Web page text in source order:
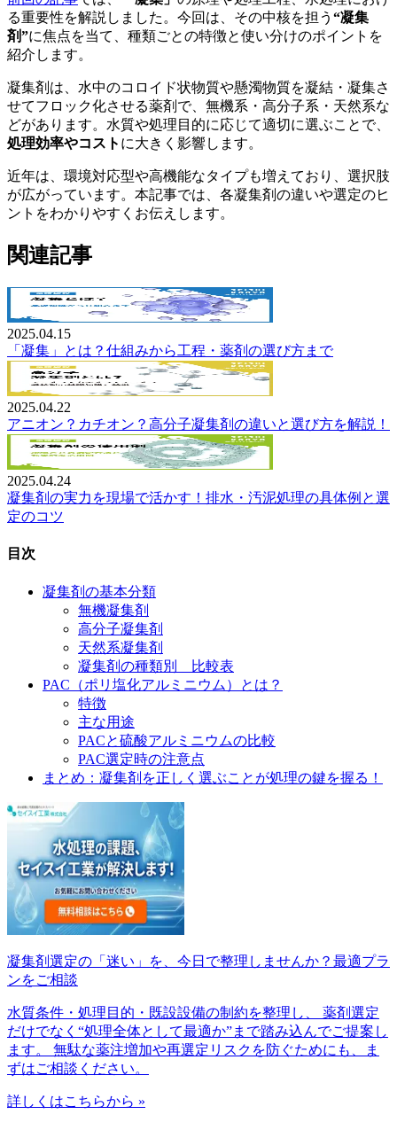
る重要性を解説しました。今回は、その中核を担う “凝集
剤”に焦点を当て、種類ごとの特徴と使い分けのポイントを
紹介します。
凝集剤は、水中のコロイド状物質や懸濁物質を凝結・凝集さ
せてフロック化させる薬剤で、無機系・高分子系・天然系な
どがあります。水質や処理目的に応じて適切に選ぶことで、
処理効率やコスト に大きく影響します。
近年は、環境対応型や高機能なタイプも増えており、選択肢
が広がっています。本記事では、各凝集剤の違いや選定のヒ
ントをわかりやすくお伝えします。
関連記事
2025.04.15
「凝集」とは？仕組みから工程・薬剤の選び方まで
2025.04.22
アニオン？カチオン？高分子凝集剤の違いと選び方を解説！
2025.04.24
凝集剤の実力を現場で活かす！排水・汚泥処理の具体例と選
定のコツ
目次
凝集剤の基本分類
無機凝集剤
高分子凝集剤
天然系凝集剤
凝集剤の種類別 比較表
PAC（ポリ塩化アルミニウム）とは？
特徴
主な用途
PACと硫酸アルミニウムの比較
PAC選定時の注意点
まとめ：凝集剤を正しく選ぶことが処理の鍵を握る！
凝集剤選定の「迷い」を、今日で整理しませんか？最適プラ
ンをご相談
水質条件・処理目的・既設設備の制約を整理し、 薬剤選定
だけでなく“処理全体として最適か”まで踏み込んでご提案し
ます。 無駄な薬注増加や再選定リスクを防ぐためにも、ま
ずはご相談ください。
詳しくはこちらから »